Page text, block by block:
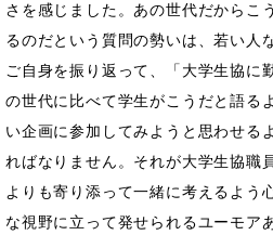
さを感じました。あの世代だからこ
るのだという質問の勢いは、若い人
ご自身を振り返って、「大学生協に
の世代に比べて学生がこうだと語る
い企画に参加してみようと思わせる
ればなりません。それが大学生協職
よりも寄り添って一緒に考えるよう
な視野に立って発せられるユーモア